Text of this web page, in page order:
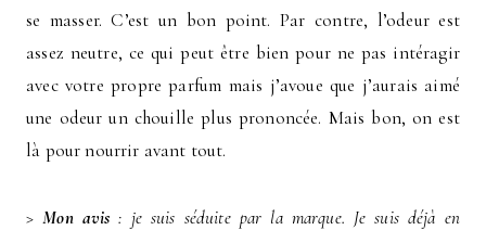
se masser. C’est un bon point. Par contre, l’odeur est
assez neutre, ce qui peut être bien pour ne pas intéragir
avec votre propre parfum mais j’avoue que j’aurais aimé
une odeur un chouille plus prononcée. Mais bon, on est
là pour nourrir avant tout.
>Mon avis : je suis séduite par la marque. Je suis déjà en